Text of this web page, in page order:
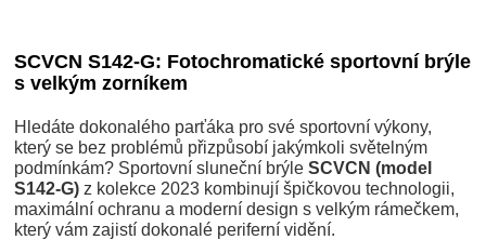
SCVCN S142-G: Fotochromatické sportovní brýle
s velkým zorníkem
Hledáte dokonalého parťáka pro své sportovní výkony,
který se bez problémů přizpůsobí jakýmkoli světelným
podmínkám? Sportovní sluneční brýle SCVCN (model
S142-G) z kolekce 2023 kombinují špičkovou technologii,
maximální ochranu a moderní design s velkým rámečkem,
který vám zajistí dokonalé periferní vidění.